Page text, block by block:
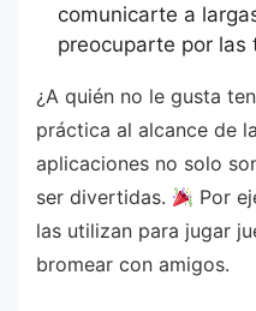
comunicarte a
preocuparte por las
¿A quién no le gusta
práctica al alcance de
aplicaciones no solo
ser divertidas.
Por
las utilizan para jugar
bromear con amigos.